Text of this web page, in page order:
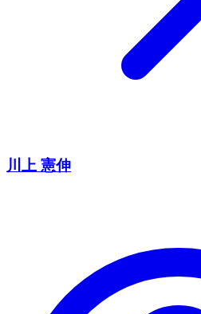
川上 憲伸